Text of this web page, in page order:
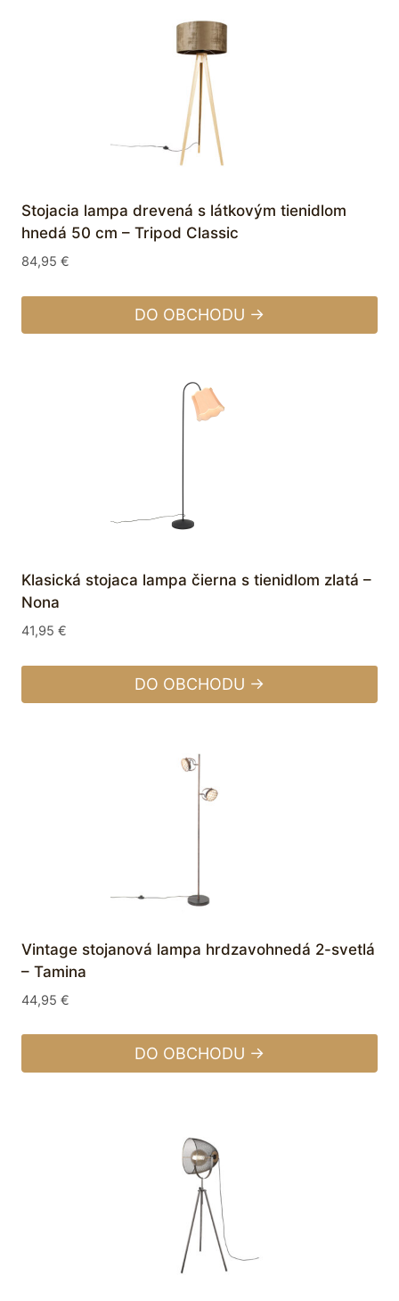
Stojacia lampa drevená s látkovým tienidlom
hnedá 50 cm – Tripod Classic
84,95 €
DO OBCHODU →
Klasická stojaca lampa čierna s tienidlom zlatá –
Nona
41,95 €
DO OBCHODU →
Vintage stojanová lampa hrdzavohnedá 2-svetlá
– Tamina
44,95 €
DO OBCHODU →